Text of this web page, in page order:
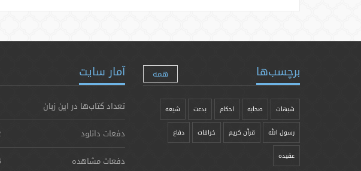
برچسب‌ها همه
شبهات صحابه احکام بدعت شیعه
رسول الله قرآن کریم خرافات دفاع
عقیده
آمار سایت
تعداد کتاب‌ها در این زبان
دفعات دانلود
دفعات مشاهده